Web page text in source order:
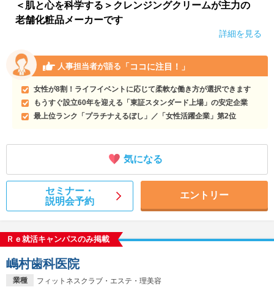
＜肌と心を科学する＞クレンジングクリームが主力の
老舗化粧品メーカーです
詳細を見る
人事担当者が語る 「ココに注目！」
女性が8割！ライフイベントに応じて柔軟な働き方が選択できます
もうすぐ設立60年を迎える「東証スタンダード上場」の安定企業
最上位ランク「プラチナえるぼし」／「女性活躍企業」第2位
気になる
セミナー・
説明会予約
エントリー
Ｒｅ就活キャンパスのみ掲載
業種
フィットネスクラブ・エステ・理美容
嶋村歯科医院